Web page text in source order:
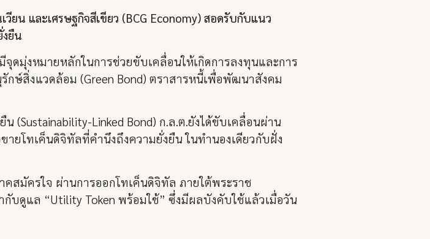
น และเศรษฐกิจสีเขียว (BCG Economy) สอดรับกับแนว
งยืน
ดมุ่งหมายหลักในการช่วยขับเคลื่อนให้เกิดการลงทุนและการ
ษ์สิ่งแวดล้อม (Green Bond) ตราสารหนี้เพื่อพัฒนาสังคม
(Sustainability-Linked Bond) ก.ล.ต.ยังได้ขับเคลื่อนผ่าน
ยโทเค็นดิจิทัลที่คำนึงถึงความยั่งยืน ในทำนองเดียวกับฝั่ง
สมัครใจ ผ่านการออกโทเค็นดิจิทัล ภายใต้พระราช
ดูแล “Utility Token พร้อมใช้” ซึ่งมีผลบังคับใช้แล้วเมื่อวัน